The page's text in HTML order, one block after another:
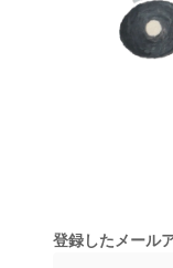
登録したメール